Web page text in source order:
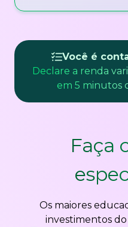
Você é
Declare a renda
em 5 minutos
Faça
Os maiores
investimentos do